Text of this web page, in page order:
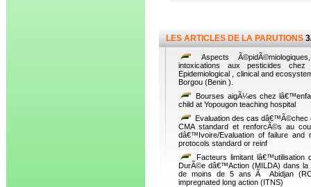
LES ARTICLES DE LA PARUTIONS
Aspects
intoxications aux pesticides
Epidemiological , clinical and
Borgou (Benin ).
Bourses aigÃ¼es chez
child at Yopougon teaching hospital
Evaluation des cas dâ€™Ã©chec
CMA standard et renforcÃ©s au
dâ€™Ivoire/Evaluation of failure
protocols standard or reinf
Facteurs limitant lâ€™utilisation
DurÃ©e dâ€™Action (MILDA) dans la
de moins de 5 ans Ã Abidjan
impregnated long action (ITNS)